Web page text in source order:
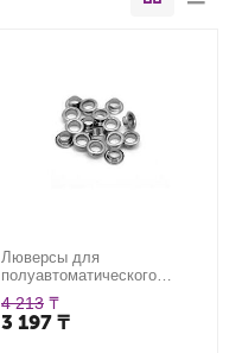
Люверсы для
полуавтоматического
пробойника 10мм
4 213 ₸
3 197 ₸